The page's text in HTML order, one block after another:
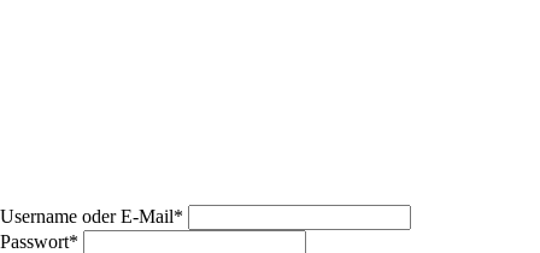
Username oder E-Mail*
Passwort*